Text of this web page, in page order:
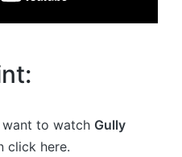
to watch Gully
click here.